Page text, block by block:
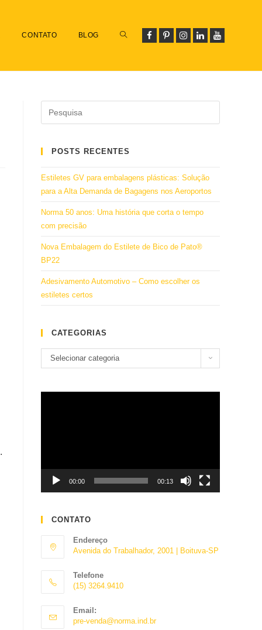
CONTATO BLOG
POSTS RECENTES
Estiletes GV para embalagens plásticas: Solução
para a Alta Demanda de Bagagens nos Aeroportos
Norma 50 anos: Uma história que corta o tempo
com precisão
Nova Embalagem do Estilete de Bico de Pato®
BP22
Adesivamento Automotivo – Como escolher os
estiletes certos
CATEGORIAS
Categorias
Selecionar categoria
00:00 00:13
CONTATO
Endereço
Avenida do Trabalhador, 2001 | Boituva-SP
Telefone
(15) 3264.9410
em
seu
Email:
pre-venda@norma.ind.brAbre